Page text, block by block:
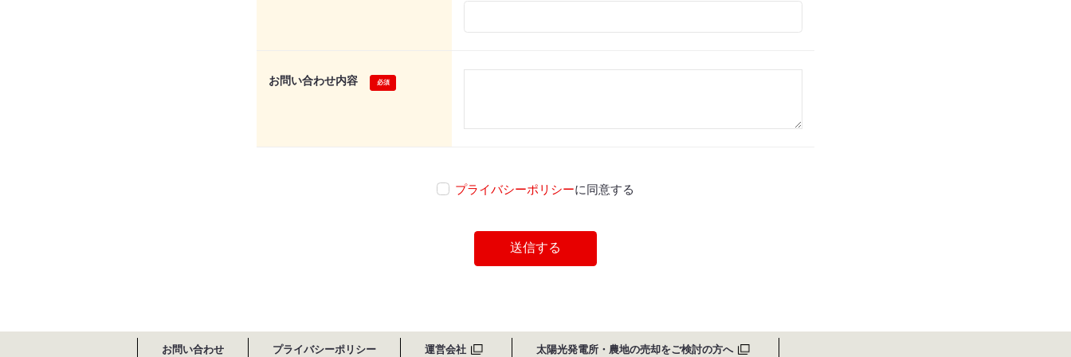
お問い合わせ内容
プライバシーポリシーに同意する
お問い合わせ プライバシーポリシー 運営会社 太陽光発電所・農地の売却をご検討の方へ